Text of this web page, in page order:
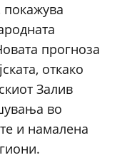
прогноза
откако
Залив
во
и намалена